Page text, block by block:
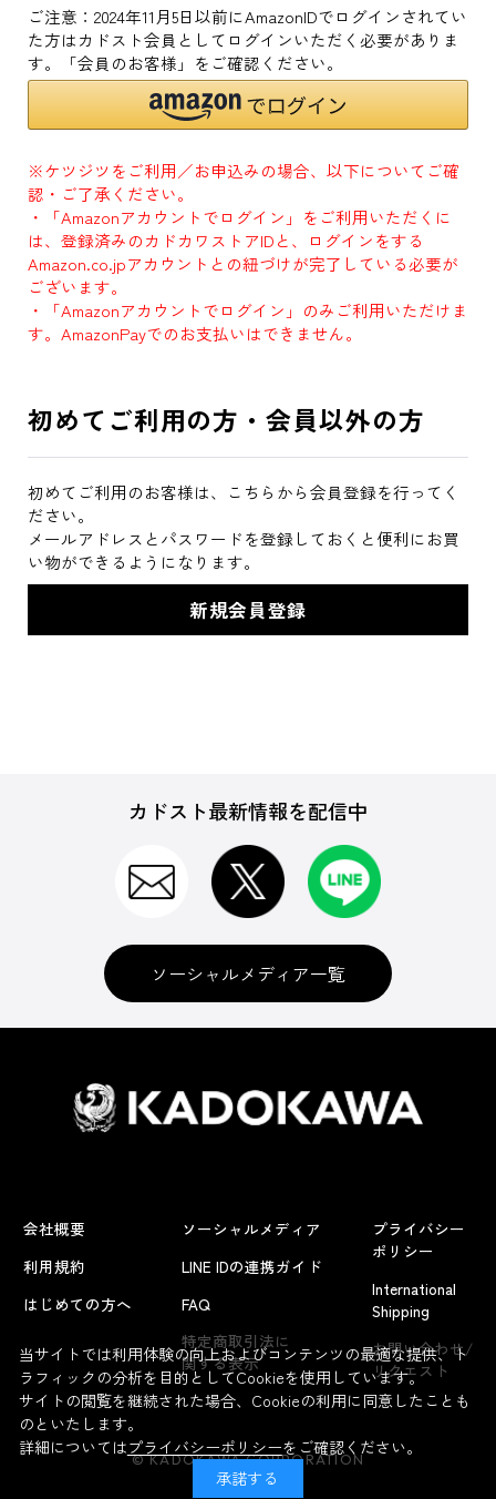
ご注意：2024年11月5日以前にAmazonIDでログインされてい
た方はカドスト会員としてログインいただく必要がありま
す。「会員のお客様」をご確認ください。
※ケツジツをご利用／お申込みの場合、以下についてご確
認・ご了承ください。
・「Amazonアカウントでログイン」をご利用いただくに
は、登録済みのカドカワストアIDと、ログインをする
Amazon.co.jpアカウントとの紐づけが完了している必要が
ございます。
・「Amazonアカウントでログイン」のみご利用いただけま
す。AmazonPayでのお支払いはできません。
初めてご利用の方・会員以外の方
初めてご利用のお客様は、こちらから会員登録を行ってく
ださい。
メールアドレスとパスワードを登録しておくと便利にお買
い物ができるようになります。
カドスト最新情報を配信中
ソーシャルメディア一覧
会社概要
利用規約
はじめての方へ
ソーシャルメディア
LINE IDの連携ガイド
FAQ
特定商取引法に
関する表示
プライバシー
ポリシー
International
Shipping
お問い合わせ/
リクエスト
© KADOKAWA CORPORATION
当サイトでは利用体験の向上およびコンテンツの最適な提供、ト
ラフィックの分析を目的としてCookieを使用しています。
サイトの閲覧を継続された場合、Cookieの利用に同意したことも
のといたします。
詳細についてはプライバシーポリシーをご確認ください。
承諾する